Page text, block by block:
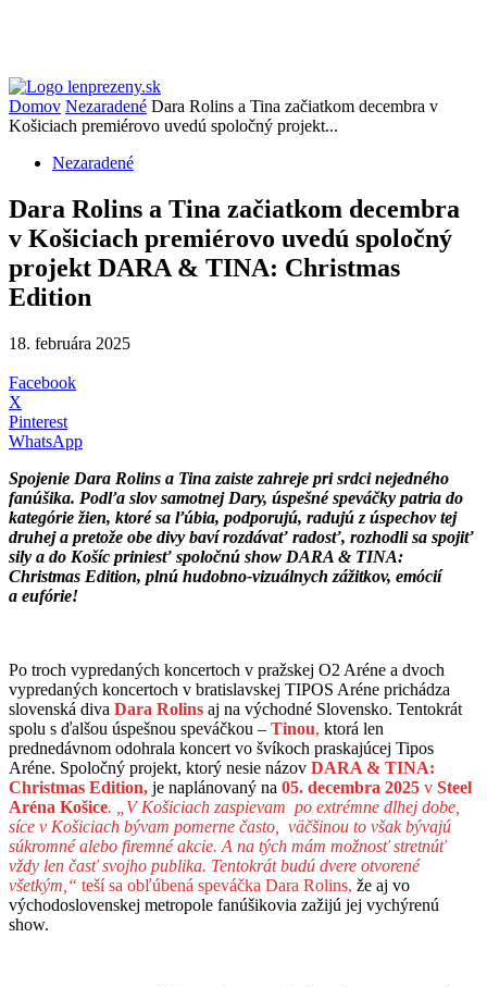
Domov Nezaradené Dara Rolins a Tina začiatkom decembra v
Košiciach premiérovo uvedú spoločný projekt...
Nezaradené
Dara Rolins a Tina začiatkom decembra
v Košiciach premiérovo uvedú spoločný
projekt DARA & TINA: Christmas
Edition
18. februára 2025
Facebook
X
Pinterest
WhatsApp
Spojenie Dara Rolins a Tina zaiste zahreje pri srdci nejedného
fanúšika. Podľa slov samotnej Dary, úspešné speváčky patria do
kategórie žien, ktoré sa ľúbia, podporujú, radujú z úspechov tej
druhej a pretože obe divy baví rozdávať radosť, rozhodli sa spojiť
sily a do Košíc priniesť spoločnú show DARA & TINA:
Christmas Edition, plnú hudobno-vizuálnych zážitkov, emócií
a eufórie!
Po troch vypredaných koncertoch v pražskej O2 Aréne a dvoch
vypredaných koncertoch v bratislavskej TIPOS Aréne prichádza
slovenská diva Dara Rolins aj na východné Slovensko. Tentokrát
spolu s ďalšou úspešnou speváčkou – Tinou, ktorá len
prednedávnom odohrala koncert vo švíkoch praskajúcej Tipos
Aréne. Spoločný projekt, ktorý nesie názov DARA & TINA:
Christmas Edition, je naplánovaný na 05. decembra 2025 v Steel
Aréna Košice.
„V Košiciach zaspievam po extrémne dlhej dobe,
síce v Košiciach bývam pomerne často, väčšinou to však bývajú
súkromné alebo firemné akcie. A na tých mám možnosť stretnúť
vždy len časť svojho publika. Tentokrát budú dvere otvorené
všetkým,“ teší sa obľúbená speváčka Dara Rolins, že aj vo
východoslovenskej metropole fanúšikovia zažijú jej vychýrenú
show.